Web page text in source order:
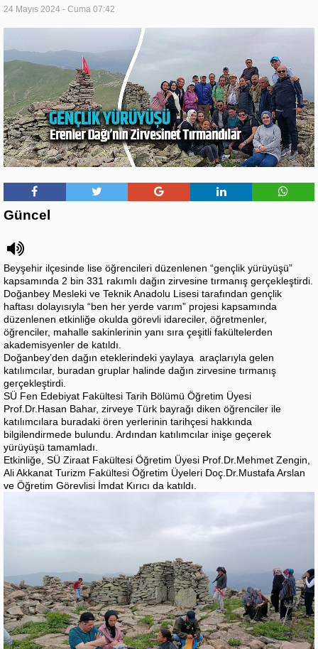
24 Mayıs 2024 - Cuma 07:42
Güncel
Beyşehir ilçesinde lise öğrencileri düzenlenen “gençlik yürüyüşü”
kapsamında 2 bin 331 rakımlı dağın zirvesine tırmanış gerçekleştirdi.
Doğanbey Mesleki ve Teknik Anadolu Lisesi tarafından gençlik
haftası dolayısıyla “ben her yerde varım” projesi kapsamında
düzenlenen etkinliğe okulda görevli idareciler, öğretmenler,
öğrenciler, mahalle sakinlerinin yanı sıra çeşitli fakültelerden
akademisyenler de katıldı.
Doğanbey’den dağın eteklerindeki yaylaya araçlarıyla gelen
katılımcılar, buradan gruplar halinde dağın zirvesine tırmanış
gerçekleştirdi.
SÜ Fen Edebiyat Fakültesi Tarih Bölümü Öğretim Üyesi
Prof.Dr.Hasan Bahar, zirveye Türk bayrağı diken öğrenciler ile
katılımcılara buradaki ören yerlerinin tarihçesi hakkında
bilgilendirmede bulundu. Ardından katılımcılar inişe geçerek
yürüyüşü tamamladı.
Etkinliğe, SÜ Ziraat Fakültesi Öğretim Üyesi Prof.Dr.Mehmet Zengin,
Ali Akkanat Turizm Fakültesi Öğretim Üyeleri Doç.Dr.Mustafa Arslan
ve Öğretim Görevlisi İmdat Kırıcı da katıldı.